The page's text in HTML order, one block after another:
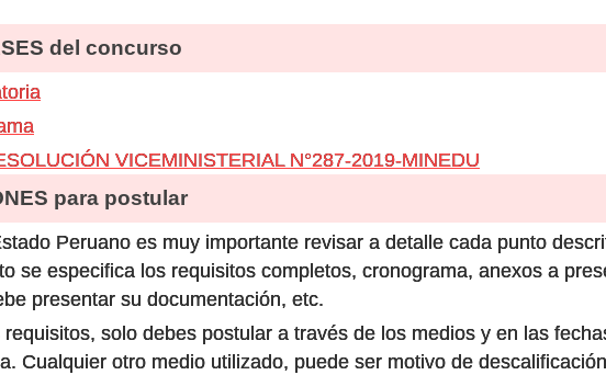
del concurso
VICEMINISTERIAL N°287-2019-MINEDU
para postular
Peruano es muy importante revisar a detalle cada punto
se especifica los requisitos completos, cronograma, anexos a
presentar su documentación, etc.
solo debes postular a través de los medios y en las
Cualquier otro medio utilizado, puede ser motivo de